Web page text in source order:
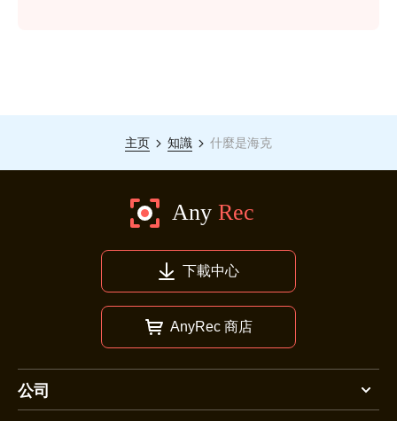
主页 知識 什麼是海克
下載中心
AnyRec 商店
公司